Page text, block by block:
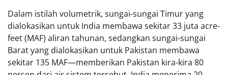
Dalam istilah volumetrik, sungai-sungai Timur yang
dialokasikan untuk India membawa sekitar 33 juta acre-
feet (MAF) aliran tahunan, sedangkan sungai-sungai
Barat yang dialokasikan untuk Pakistan membawa
sekitar 135 MAF—memberikan Pakistan kira-kira 80